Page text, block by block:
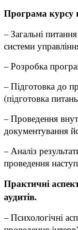
Програма курсу
– Загальні
системи
– Розробка
– Підготовка до
(підготовка
– Проведення
документування
– Аналіз
проведення
Практичні
аудитів.
– Психологічні